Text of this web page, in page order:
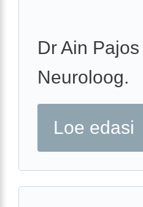
Dr Ain Pajos
Neuroloog.
Loe edasi